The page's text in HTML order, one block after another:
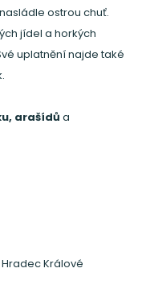
ostrou chuť.
jídel a horkých
uplatnění najde také
arašídů a
Hradec Králové